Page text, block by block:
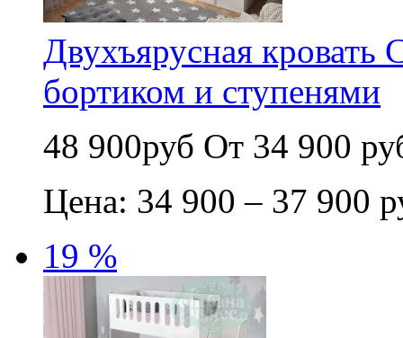
Двухъярусная
бортиком и ступенями
48 900руб От 34 900
Цена: 34 900 – 37 900
19 %